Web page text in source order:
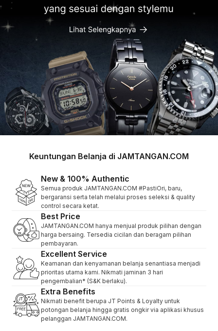
Keuntungan Belanja di JAMTANGAN.COM
New & 100% Authentic
Semua produk JAMTANGAN.COM #PastiOri, baru,
bergaransi serta telah melalui proses seleksi & quality
control secara ketat.
Best Price
JAMTANGAN.COM hanya menjual produk pilihan dengan
harga bersaing. Tersedia cicilan dan beragam pilihan
pembayaran.
Excellent Service
Keamanan dan kenyamanan belanja senantiasa menjadi
prioritas utama kami. Nikmati jaminan 3 hari
pengembalian* (S&K berlaku).
Extra Benefits
Nikmati benefit berupa JT Points & Loyalty untuk
potongan belanja hingga gratis ongkir via aplikasi khusus
pelanggan JAMTANGAN.COM.